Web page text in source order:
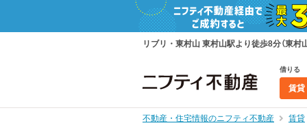
リブリ・東村山 東村山駅より徒歩8分（東
借りる
賃貸
不動産・住宅情報のニフティ不動産 賃貸